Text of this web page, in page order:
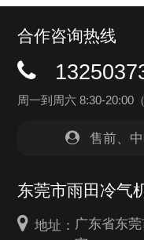
合作咨询热线
周一到周六 8:30-20:00
售前、
东莞市雨田冷气
地址： 广东省东